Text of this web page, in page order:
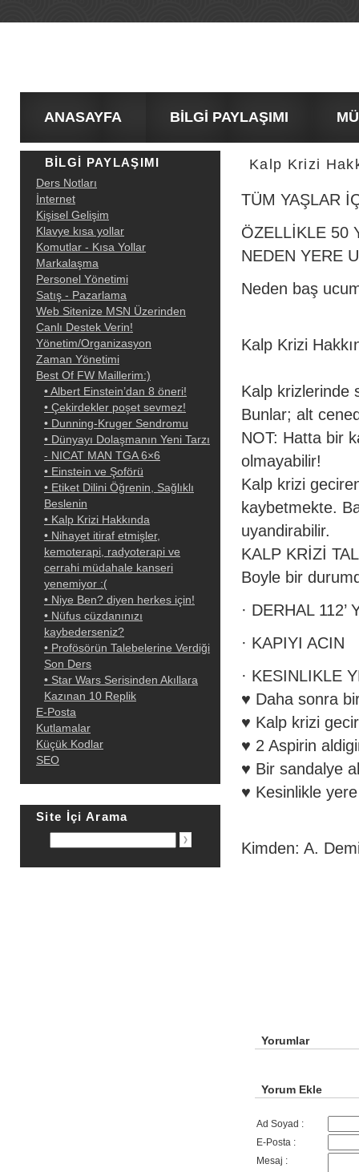
ANASAYFA BİLGİ PAYLAŞIMI
BİLGİ PAYLAŞIMI
Ders Notları
İnternet
Kişisel Gelişim
Klavye kısa yollar
Komutlar - Kısa Yollar
Markalaşma
Personel Yönetimi
Satış - Pazarlama
Web Sitenize MSN Üzerinden
Canlı Destek Verin!
Yönetim/Organizasyon
Zaman Yönetimi
Best Of FW Maillerim:)
• Albert Einstein’dan 8 öneri!
• Çekirdekler poşet sevmez!
• Dunning-Kruger Sendromu
• Dünyayı Dolaşmanın Yeni Tarzı
- NICAT MAN TGA 6×6
• Einstein ve Şoförü
• Etiket Dilini Öğrenin, Sağlıklı
Beslenin
• Kalp Krizi Hakkında
• Nihayet itiraf etmişler,
kemoterapi, radyoterapi ve
cerrahi müdahale kanseri
• Niye Ben? diyen herkes için‏!
• Nüfus cüzdanınızı
kaybederseniz‏?
• Profösörün Talebelerine Verdiği
Son Ders
• Star Wars Serisinden Akıllara
Kazınan 10 Replik
E-Posta
Kutlamalar
Küçük Kodlar
SEO
Site İçi Arama
Kalp Krizi
TÜM YAŞLAR
ÖZELLİKLE 50
NEDEN YERE
Neden baş
Kalp Krizi
Kalp krizlerinde
Bunlar; alt
NOT: Hatta bir
olmayabilir!
Kalp krizi
kaybetmekte.
uyandirabilir.
KALP KRİZİ
Boyle bir
· DERHAL 112’
· KAPIYI ACIN
· KESINLIKLE
♥ Daha sonra
♥ Kalp krizi
♥ 2 Aspirin
♥ Bir sandalye
♥ Kesinlikle
Kimden: A.
Yorumlar
Yorum Ekle
Ad Soyad :
E-Posta :
Mesaj :